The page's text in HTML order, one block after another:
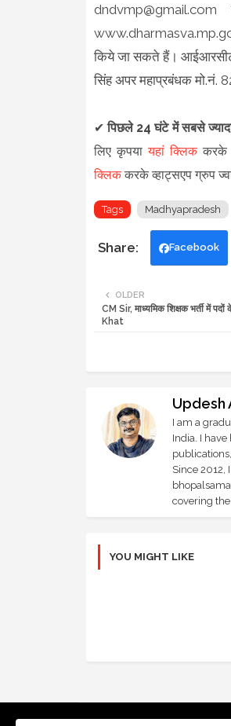
किये जा सकते हैं।
सिंह अपर महाप्रबंधक मो.नं.
✔पिछले 24 घंटे में सबसे
लिए कृपयायहां क्लिककरके
क्लिककरके व्हाट्सएप ग्रुप
Tags Madhyapradesh
Facebook
OLDER
CM Sir, माध्यमिक शिक्षक भर्ती में
Khat
Updesh
I am a
India. I
Since
covering
YOU MIGHT LIKE